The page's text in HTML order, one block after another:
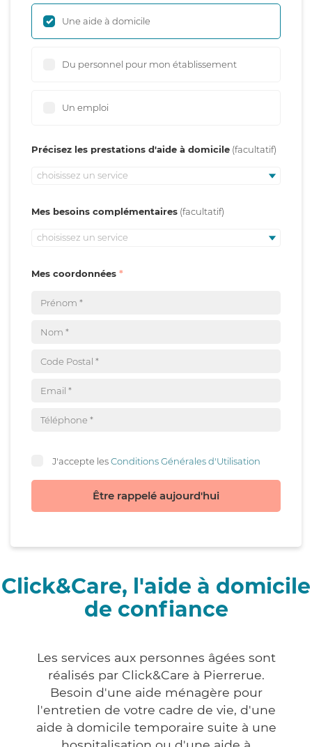
Une aide à domicile
Du personnel pour mon établissement
Un emploi
Précisez les prestations d'aide à domicile
choisissez un service
Mes besoins complémentaires
choisissez un service
Mes coordonnées
J'accepte lesConditions Générales d'Utilisation
Être rappelé aujourd'hui
Click&Care, l'aide à domicile
de confiance
Les services aux personnes âgées sont
réalisés par Click&Care à Pierrerue.
Besoin d'une aide ménagère pour
l'entretien de votre cadre de vie, d'une
aide à domicile temporaire suite à une